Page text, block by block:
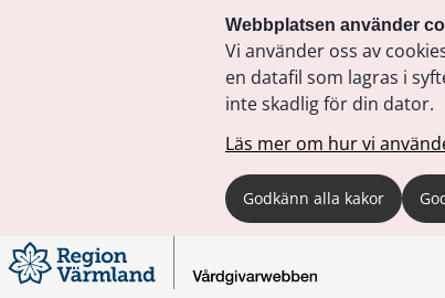
Webbplatsen använder
Vi använder oss av
en datafil som lagras i
inte skadlig för din dator.
Läs mer om hur vi
Godkänn alla kakor